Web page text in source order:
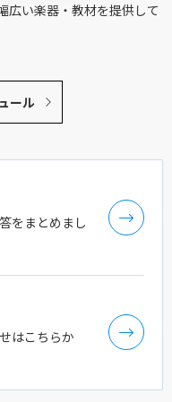
広い楽器・教材を提供して
ール
をまとめまし
はこちらか